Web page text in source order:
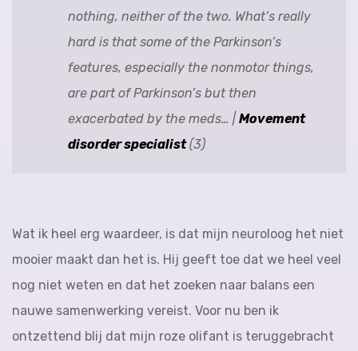
nothing, neither of the two. What’s really
hard is that some of the Parkinson’s
features, especially the nonmotor things,
are part of Parkinson’s but then
exacerbated by the meds… | Movement
disorder specialist(3)
Wat ik heel erg waardeer, is dat mijn neuroloog het niet
mooier maakt dan het is. Hij geeft toe dat we heel veel
nog niet weten en dat het zoeken naar balans een
nauwe samenwerking vereist. Voor nu ben ik
ontzettend blij dat mijn roze olifant is teruggebracht